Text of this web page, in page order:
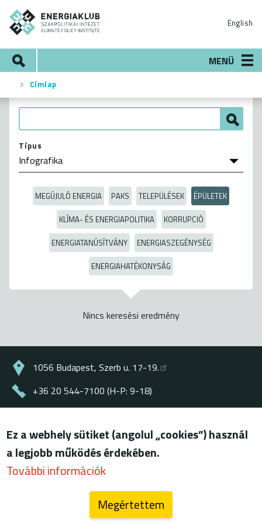
Ugrás
tartalomra
English
MENÜ
Morzsa
Címlap
Típus
MEGÚJULÓ ENERGIA PAKS TELEPÜLÉSEK
ÉPÜLETEK
KLÍMA- ÉS ENERGIAPOLITIKA
KORRUPCIÓ
ENERGIATANÚSÍTVÁNY
ENERGIASZEGÉNYSÉG
ENERGIAHATÉKONYSÁG
Nincs keresési eredmény
1056 Budapest, Szerb u. 17-19.
+36 20 544-7100 (H-P: 9-18)
Lábléc
© ENERGIAKLUB - minden jog fenntartva
felhasználási feltételek
Ez a webhely sütiket (angolul „cookies”) használ
a legjobb működés érdekében.
További információk
Megértettem